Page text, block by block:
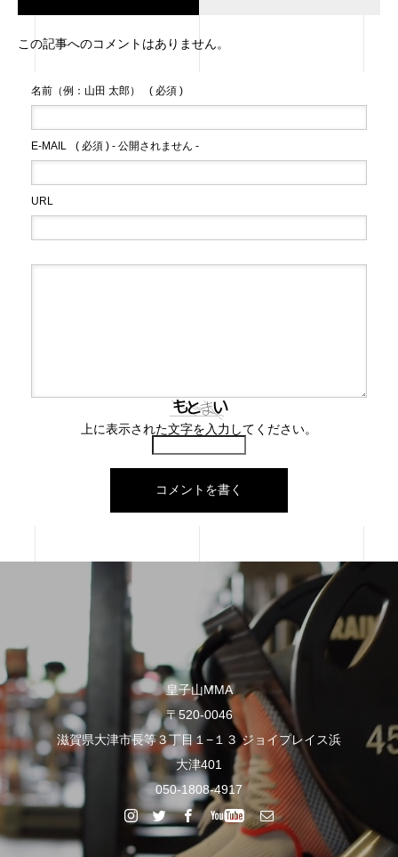
この記事へのコメントはありません。
名前（例：山田 太郎） ( 必須 )
E-MAIL ( 必須 ) - 公開されません -
URL
上に表示された文字を入力してください。
皇子山MMA
〒520-0046
滋賀県大津市長等３丁目１−１３ ジョイプレイス浜
大津401
050-1808-4917